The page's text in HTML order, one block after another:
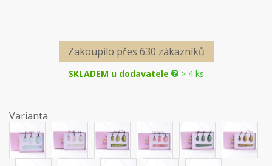
Zakoupilo přes 630 zákazníků
SKLADEM u dodavatele > 4 ks
Varianta